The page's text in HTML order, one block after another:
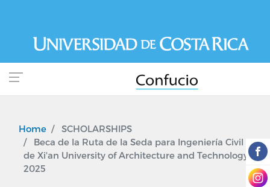
main
content
Home
SCHOLARSHIPS
Beca de la Ruta de la Seda para Ingeniería Civil
de Xi'an University of Architecture and Technology,
2025